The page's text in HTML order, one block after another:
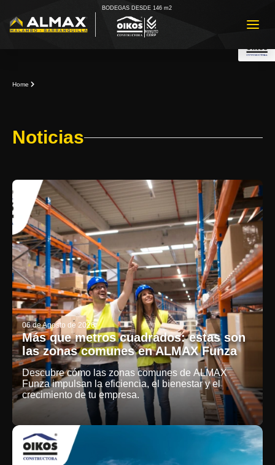
BODEGAS DESDE 146 m2
Home
Noticias
06 de Agosto de 2026
Más que metros cuadrados: estas son
las zonas comunes en ALMAX Funza
Descubre cómo las zonas comunes de ALMAX
Funza impulsan la eficiencia, el bienestar y el
crecimiento de tu empresa.